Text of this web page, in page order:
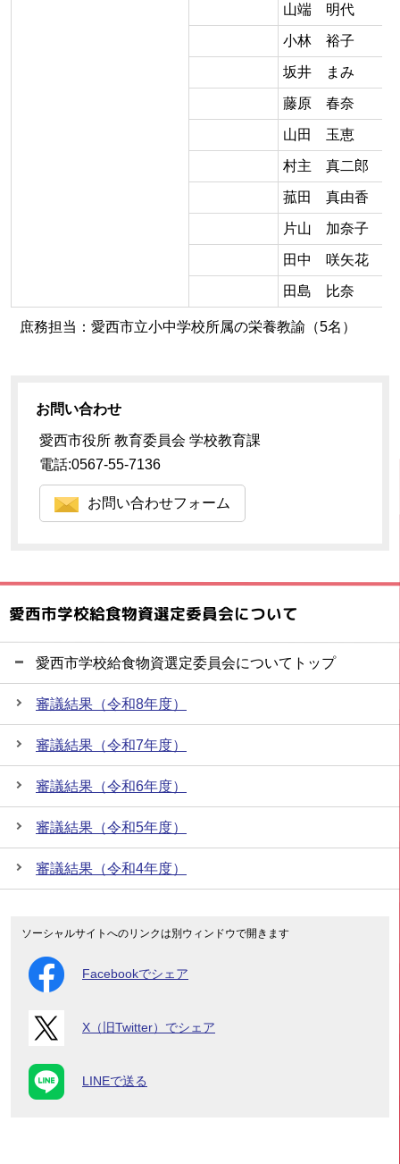
山端 明代
小林 裕子
坂井 まみ
藤原 春奈
山田 玉恵
村主 真二郎
菰田 真由香
片山 加奈子
田中 咲矢花
田島 比奈
庶務担当：愛西市立小中学校所属の栄養教諭（5名）
お問い合わせ
愛西市役所 教育委員会 学校教育課
電話:0567-55-7136
お問い合わせフォーム
愛西市学校給食物資選定委員会について
愛西市学校給食物資選定委員会についてトップ
審議結果（令和8年度）
審議結果（令和7年度）
審議結果（令和6年度）
審議結果（令和5年度）
審議結果（令和4年度）
ソーシャルサイトへのリンクは別ウィンドウで開きます
Facebookでシェア
X（旧Twitter）でシェア
LINEで送る